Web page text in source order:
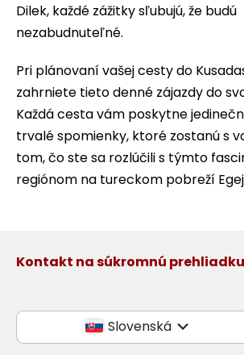
Dilek, každé zážitky sľubujú, že budú
nezabudnuteľné.
Pri plánovaní vašej cesty do
zahrniete tieto denné zájazdy do
Každá cesta vám poskytne
trvalé spomienky, ktoré zostanú s
tom, čo ste sa rozlúčili s týmto
regiónom na tureckom pobreží
Kontakt na súkromnú prehliadku
Slovenská